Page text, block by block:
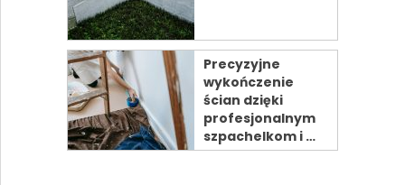
Precyzyjne
wykończenie
ścian dzięki
profesjonalnym
szpachelkom i …